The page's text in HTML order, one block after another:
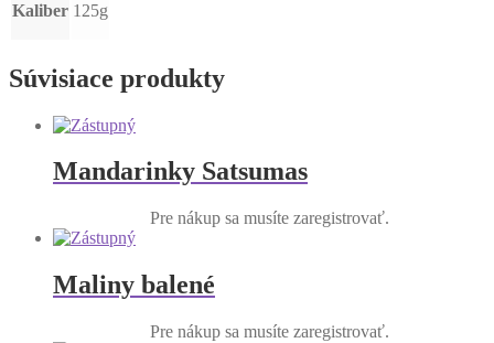
Kaliber 125g
Súvisiace produkty
Mandarinky Satsumas
Pre nákup sa musíte zaregistrovať.
Maliny balené
Pre nákup sa musíte zaregistrovať.